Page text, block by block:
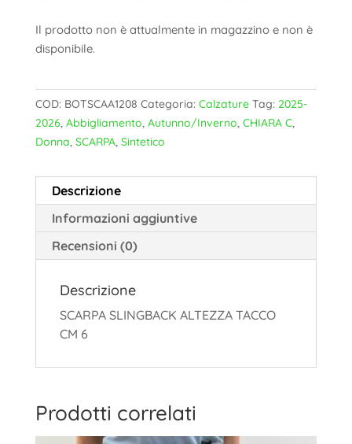
Il prodotto non è attualmente in magazzino e non è
disponibile.
COD: BOTSCAA1208 Categoria: Calzature Tag: 2025-
2026, Abbigliamento, Autunno/Inverno, CHIARA C,
Donna, SCARPA, Sintetico
Descrizione
Informazioni aggiuntive
Recensioni (0)
Descrizione
SCARPA SLINGBACK ALTEZZA TACCO
CM 6
Prodotti correlati